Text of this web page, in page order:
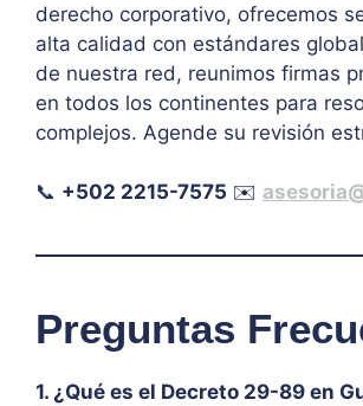
derecho corporativo, ofrecemos
alta calidad con estándares
de nuestra red, reunimos firmas
en todos los continentes para
complejos. Agende su revisión
📞 +502 2215-7575 ✉️
Preguntas
1. ¿Qué es el Decreto 29-89 en